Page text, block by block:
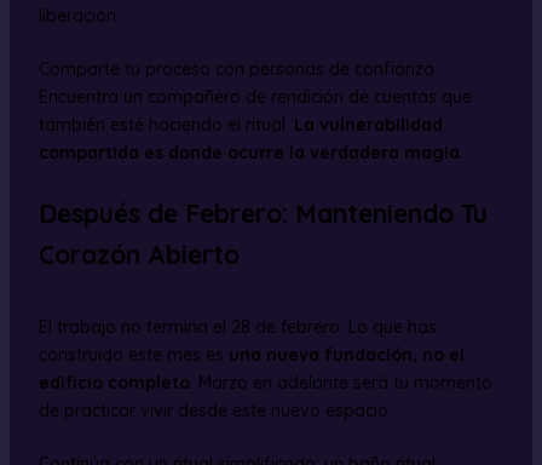
liberación.
Comparte tu proceso con personas de confianza.
Encuentra un compañero de rendición de cuentas que
también esté haciendo el ritual. La vulnerabilidad
compartida es donde ocurre la verdadera magia.
Después de Febrero: Manteniendo Tu
Corazón Abierto
El trabajo no termina el 28 de febrero. Lo que has
construido este mes es una nueva fundación, no el
edificio completo. Marzo en adelante será tu momento
de practicar vivir desde este nuevo espacio.